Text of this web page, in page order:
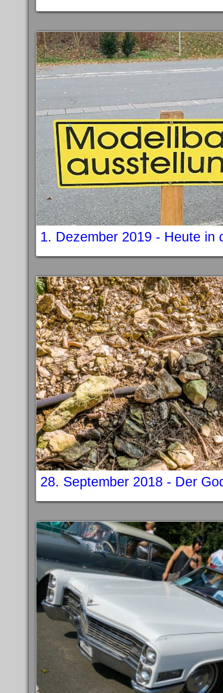
1. Dezember 2019 - Heute in
28. September 2018 - Der